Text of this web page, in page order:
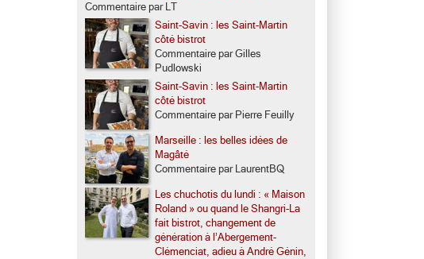
Commentaire par LT
Saint-Savin : les Saint-Martin
côté bistrot
Commentaire par Gilles
Pudlowski
Saint-Savin : les Saint-Martin
côté bistrot
Commentaire par Pierre Feuilly
Marseille : les belles idées de
Magâté
Commentaire par LaurentBQ
Les chuchotis du lundi : « Maison
Roland » ou quand le Shangri-La
fait bistrot, changement de
génération à l’Abergement-
Clémenciat, adieu à André Génin,